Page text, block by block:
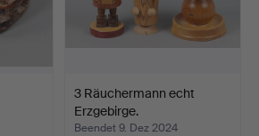
3 Räuchermann echt
Erzgebirge.
Beendet 9. Dez 2024